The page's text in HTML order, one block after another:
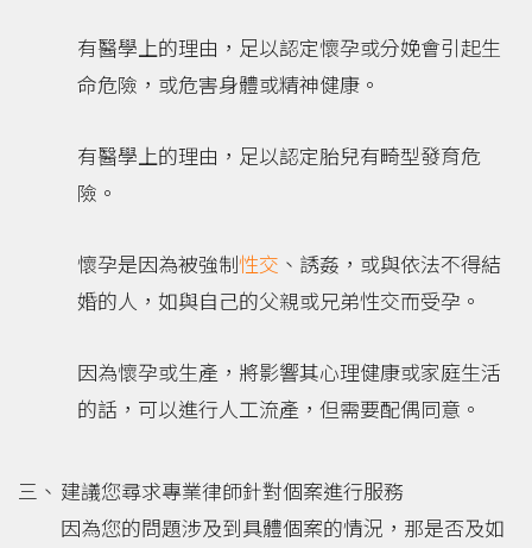
有醫學上的理由，足以認定懷孕或分娩會引起生
命危險，或危害身體或精神健康。
有醫學上的理由，足以認定胎兒有畸型發育危
險。
懷孕是因為被強制性交 、誘姦，或與依法不得結
婚的人，如與自己的父親或兄弟性交而受孕。
因為懷孕或生產，將影響其心理健康或家庭生活
的話，可以進行人工流產，但需要配偶同意。
建議您尋求專業律師針對個案進行服務
因為您的問題涉及到具體個案的情況，那是否及如